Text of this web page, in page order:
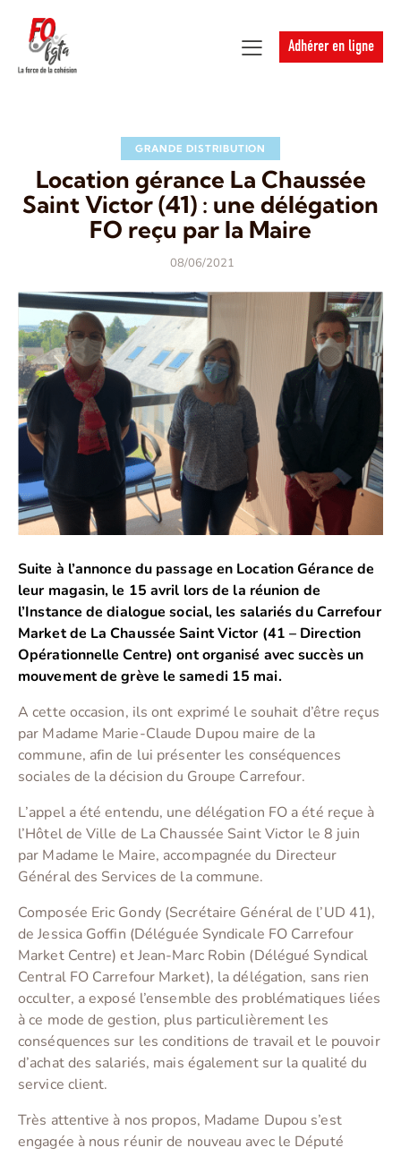
Adhérer en ligne
GRANDE DISTRIBUTION
Location gérance La Chaussée
Saint Victor (41) : une délégation
FO reçu par la Maire
08/06/2021
Suite à l’annonce du passage en Location Gérance de
leur magasin, le 15 avril lors de la réunion de
l’Instance de dialogue social, les salariés du Carrefour
Market de La Chaussée Saint Victor (41 – Direction
Opérationnelle Centre) ont organisé avec succès un
mouvementde grève le samedi 15 mai.
A cette occasion, ils ont exprimé le souhait d’être reçus
par Madame Marie-Claude Dupou maire de la
commune, afin de lui présenter les conséquences
sociales de la décision du Groupe Carrefour.
L’appel a été entendu, une délégation FO a été reçue à
l’Hôtel de Ville de La Chaussée Saint Victor le 8 juin
par Madame le Maire, accompagnée du Directeur
Général des Services de la commune.
Composée Eric Gondy (Secrétaire Général de l’UD 41),
de Jessica Goffin (Déléguée Syndicale FO Carrefour
Market Centre) et Jean-Marc Robin (Délégué Syndical
Central FO Carrefour Market), la délégation, sans rien
occulter, a exposé l’ensemble des problématiques liées
à ce mode de gestion, plus particulièrement les
conséquences sur les conditions de travail et le pouvoir
d’achat des salariés, mais également sur la qualité du
service client.
Très attentive à nos propos, Madame Dupou s’est
engagée à nous réunir de nouveau avec le Député